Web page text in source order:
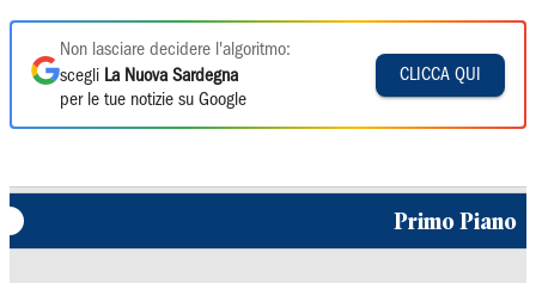
Non lasciare decidere l'algoritmo:
scegli La Nuova Sardegna
per le tue notizie su Google
CLICCA QUI
Primo Piano